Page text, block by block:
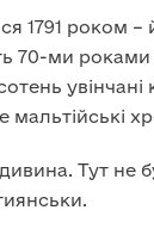
1791 роком
ми роками
дивина. Тут